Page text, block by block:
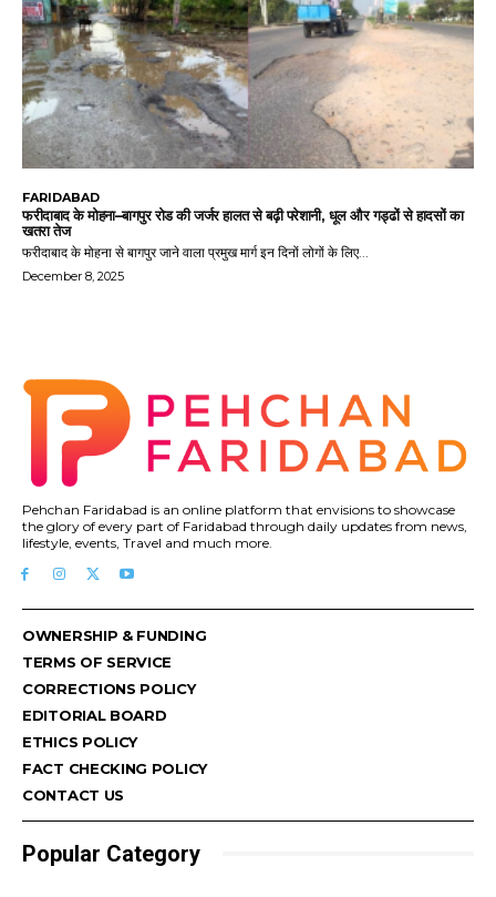
FARIDABAD
फरीदाबाद के मोहना–बागपुर रोड की जर्जर हालत से बढ़ी परेशानी, धूल और गड्ढों से हादसों का
खतरा तेज
फरीदाबाद के मोहना से बागपुर जाने वाला प्रमुख मार्ग इन दिनों लोगों के लिए...
December 8, 2025
Pehchan Faridabad is an online platform that envisions to showcase
the glory of every part of Faridabad through daily updates from news,
lifestyle, events, Travel and much more.
OWNERSHIP & FUNDING
TERMS OF SERVICE
CORRECTIONS POLICY
EDITORIAL BOARD
ETHICS POLICY
FACT CHECKING POLICY
CONTACT US
Popular Category